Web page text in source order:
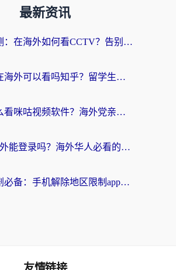
最新资讯
海外党亲测：在海外如何看CCTV？告别“仅限大陆播放”的实用指南
央视影音在海外可以看吗知乎？留学生亲测：3步解决地域限制+追剧自由
在国外怎么看咪咕视频软件？海外党亲测有效的回国加速方案
12123在国外能登录吗？海外华人必看的回国加速实用指南
海外党追剧必备：手机解除地区限制app怎么选？解决央视视频&国内剧地区限制全指南